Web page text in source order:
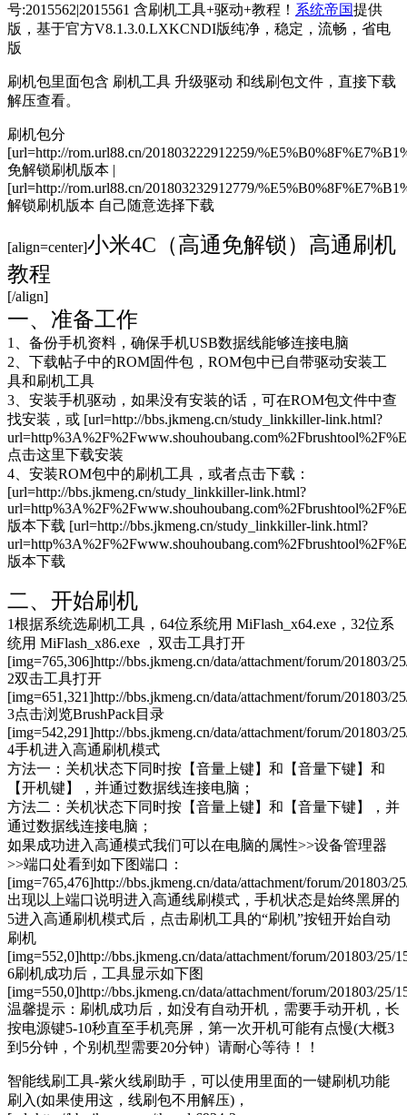
号:2015562|2015561 含刷机工具+驱动+教程！ 系统帝国提供
版，基于官方V8.1.3.0.LXKCNDI版纯净，稳定，流畅，省电
版
刷机包里面包含 刷机工具 升级驱动 和线刷包文件，直接下载
解压查看。
刷机包分
[url=http://rom.url88.cn/201803222912259/
免解锁刷机版本 |
[url=http://rom.url88.cn/201803232912779/
解锁刷机版本 自己随意选择下载
[align=center]小米4C（高通免解锁）高通刷机
教程
[/align]
一、准备工作
1、备份手机资料，确保手机USB数据线能够连接电脑
2、下载帖子中的ROM固件包，ROM包中已自带驱动安装工
具和刷机工具
3、安装手机驱动，如果没有安装的话，可在ROM包文件中查
找安装，或 [url=http://bbs.jkmeng.cn/study_linkkiller-link.html?
点击这里下载安装
4、安装ROM包中的刷机工具，或者点击下载：
[url=http://bbs.jkmeng.cn/study_linkkiller-link.html?
版本下载 [url=http://bbs.jkmeng.cn/study_linkkiller-link.html?
版本下载
二、开始刷机
1根据系统选刷机工具，64位系统用 MiFlash_x64.exe，32位系
统用 MiFlash_x86.exe ，双击工具打开
[img=765,306]http://bbs.jkmeng.cn/data/attachment/forum/201803/
2双击工具打开
[img=651,321]http://bbs.jkmeng.cn/data/attachment/forum/201803/
3点击浏览BrushPack目录
[img=542,291]http://bbs.jkmeng.cn/data/attachment/forum/201803/
4手机进入高通刷机模式
方法一：关机状态下同时按【音量上键】和【音量下键】和
【开机键】，并通过数据线连接电脑；
方法二：关机状态下同时按【音量上键】和【音量下键】，并
通过数据线连接电脑；
如果成功进入高通模式我们可以在电脑的属性>>设备管理器
>>端口处看到如下图端口：
[img=765,476]http://bbs.jkmeng.cn/data/attachment/forum/201803/
出现以上端口说明进入高通线刷模式，手机状态是始终黑屏的
5进入高通刷机模式后，点击刷机工具的“刷机”按钮开始自动
刷机
[img=552,0]http://bbs.jkmeng.cn/data/attachment/forum/201803/25/
6刷机成功后，工具显示如下图
[img=550,0]http://bbs.jkmeng.cn/data/attachment/forum/201803/25/
温馨提示：刷机成功后，如没有自动开机，需要手动开机，长
按电源键5-10秒直至手机亮屏，第一次开机可能有点慢(大概3
到5分钟，个别机型需要20分钟）请耐心等待！！
智能线刷工具-紫火线刷助手，可以使用里面的一键刷机功能
刷入(如果使用这，线刷包不用解压)，